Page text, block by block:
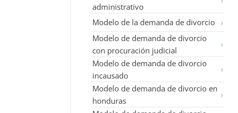
administrativo
Modelo de la demanda de divorcio
Modelo de demanda de divorcio
con procuración judicial
Modelo de demanda de divorcio
incausado
Modelo de demanda de divorcio en
honduras